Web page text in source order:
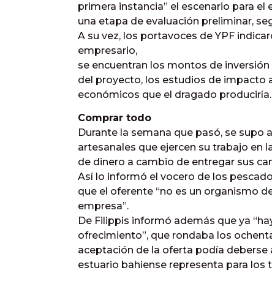
primera instancia” el escenario para
una etapa de evaluación preliminar,
A su vez, los portavoces de YPF
empresario,
se encuentran los montos de
del proyecto, los estudios de impacto
económicos que el dragado produciría.
Comprar todo
Durante la semana que pasó, se supo
artesanales que ejercen su trabajo en
de dinero a cambio de entregar sus
Así lo informó el vocero de los
que el oferente “no es un organismo
empresa”.
De Filippis informó además que ya
ofrecimiento”, que rondaba los
aceptación de la oferta podía
estuario bahiense representa para los